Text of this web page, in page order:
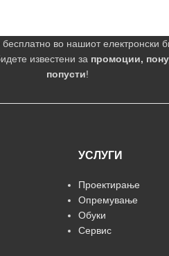
во нашиот електронски
известени за промоции,
попусти!
УСЛУГИ
Проектирање
Опремување
Обуки
Сервис